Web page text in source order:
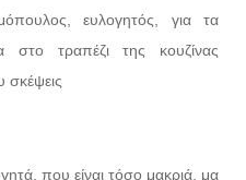
ευλογητός, για τα
στο τραπέζι της κουζίνας
σκέψεις
που είναι τόσο μακριά, μα